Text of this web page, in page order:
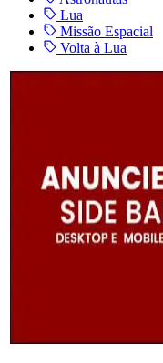
Lua
Missão Espacial
Volta à Lua